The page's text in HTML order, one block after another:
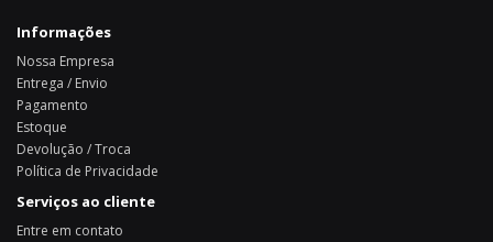
Informações
Nossa Empresa
Entrega / Envio
Pagamento
Estoque
Devolução / Troca
Política de Privacidade
Serviços ao cliente
Entre em contato